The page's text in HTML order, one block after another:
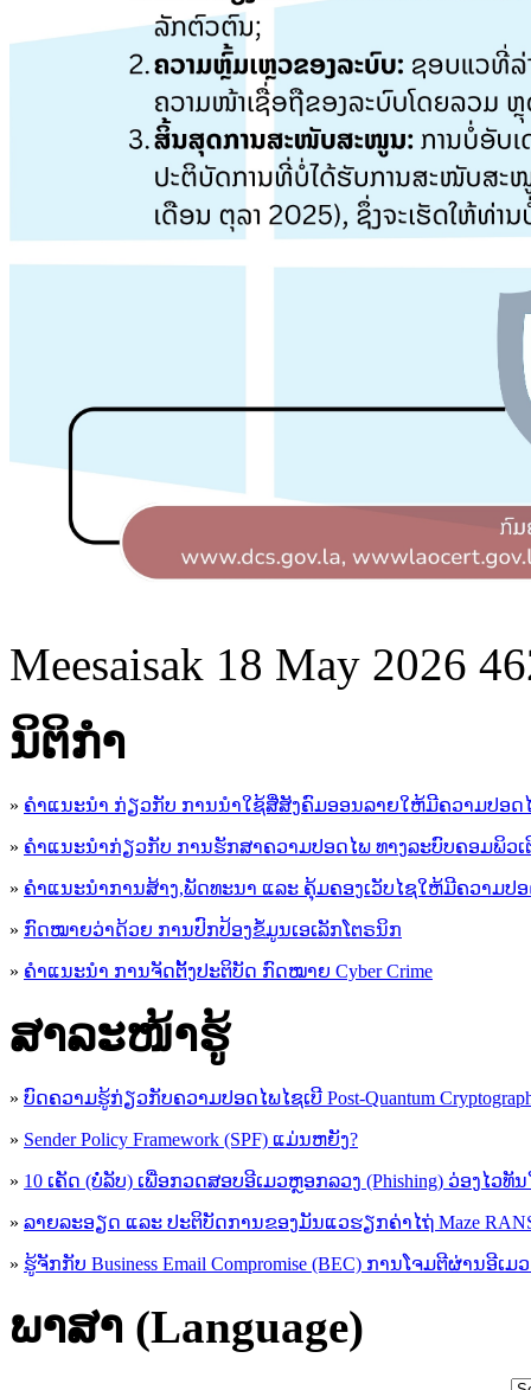
Meesaisak 18 May 2026
ນິ​ຕິ​ກໍາ
» ຄໍາແນະນໍາ ກ່ຽວກັບ ການນໍາໃຊ້ສື່ສັງຄົມອອນລາຍໃຫ້ມີຄວາມປອດ
» ຄຳແນະນຳກ່ຽວກັບ ການຮັກສາຄວາມປອດໄພ ທາງລະບົບຄອມພິວເ
» ຄຳແນະນຳການສ້າງ,ພັດທະນາ ແລະ ຄຸ້ມຄອງເວັບໄຊໃຫ້ມີຄວາມປ
» ກົດໝາຍວ່າດ້ວຍ ການປົກປ້ອງຂໍ້ມູນເອເລັກໂຕຣນິກ
» ຄຳແນະນຳ ການຈັດຕັ້ງປະຕິບັດ ກົດໝາຍ Cyber Crime
ສາລະໜ້າຮູ້
» ບົດຄວາມຮູ້ກ່ຽວກັບຄວາມປອດໄພໄຊເບີ Post-Quantum
» Sender Policy Framework (SPF) ແມ່ນຫຍັງ?
» 10 ເຄັດ (ບໍ່ລັບ) ເພື່ອກວດສອບອີເມວຫຼອກລວງ (Phishing) ວ່ອງໄວທັ
» ລາຍລະອຽດ ແລະ ປະຕິບັດການຂອງມັນແວຮຽກຄ່າໄຖ່ Maze
» ຮູ້​ຈັກກັບ​ Business Email Compromise (BEC) ການ​ໂຈມ​ຕີ​ຜ່ານ​ອີ​ເ
ພາສາ (Language)